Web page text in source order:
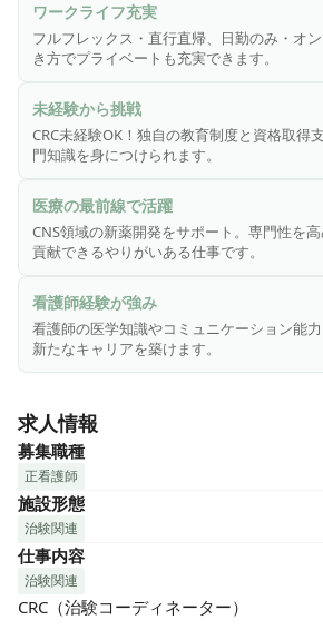
中枢神経系領域をはじめ、新薬の開発を
医療課題の解決に貢献することを目指
現在、領域を問わず、多くの治験・臨床
ており、
さまざまなバックグラウンドを持った、
ています。
【​トライアドジャパンを知る】
◆CNS領域
急速に高齢化が進む中、アルツハイマ
領域の治験は、医療の発展に大きく寄与
では2000年から施設支援業務をスター
奈川を拠点に、精神科領域を専門とする
支援しています。
◆治験+臨床研究
でをフルサポート
◆キャリアを磨く
実践を重視した独自の教育制度や、認定
ルアップを会社が支援、CRCとしての実
ことができます。中途入社・未経験から
CRCとして現場の第一線で活躍する人材
◆働きやすい環境
ワークライフ充実
フルフレックス・直行直帰、日勤のみ・オ
き方でプライベートも充実できます。
未経験から挑戦
CRC未経験OK！独自の教育制度と資格取得
門知識を身につけられます。
医療の最前線で活躍
CNS領域の新薬開発をサポート。専門性を
貢献できるやりがいある仕事です。
看護師経験が強み
看護師の医学知識やコミュニケーション能
新たなキャリアを築けます。
求人情報
募集職種
正看護師
施設形態
治験関連
仕事内容
治験関連
CRC（治験コーディネーター）